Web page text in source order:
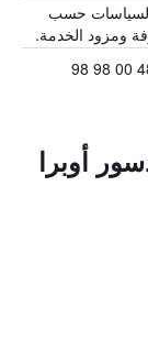
حسب
ومزود الخدمة.
أوبرا